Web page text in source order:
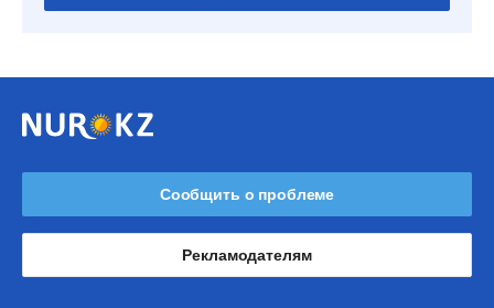
Сообщить о проблеме
Рекламодателям